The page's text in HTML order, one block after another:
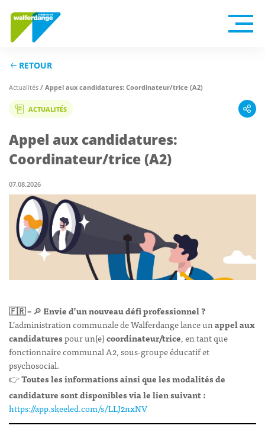
RETOUR
Actualités / Appel aux candidatures: Coordinateur/trice (A2)
ACTUALITÉS
Appel aux candidatures:
Coordinateur/trice (A2)
07.08.2026
🇫🇷 –🔎Envie d’un nouveau défi professionnel ?
L’administration communale de Walferdange lance unappel aux
candidaturespour un(e)coordinateur/trice, en tant que
fonctionnaire communal A2, sous-groupe éducatif et
psychosocial.
👉Toutes les informations ainsi que les modalités de
candidature sont disponibles via le lien suivant :
https://app.skeeled.com/s/LLJ2nxNV